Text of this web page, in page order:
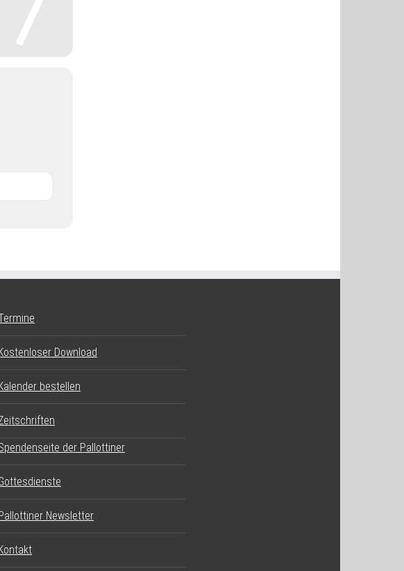
Download
bestellen
der Pallottiner
Newsletter